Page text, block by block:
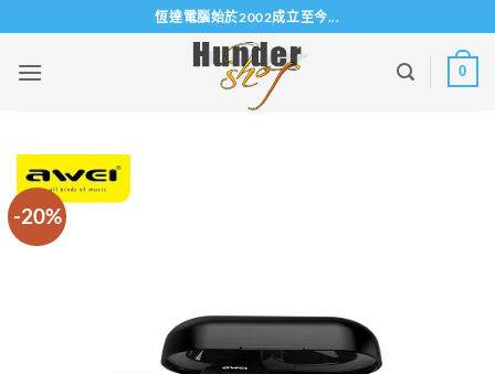
to
content
恆達電腦始於2002成立至今...
0
-20%